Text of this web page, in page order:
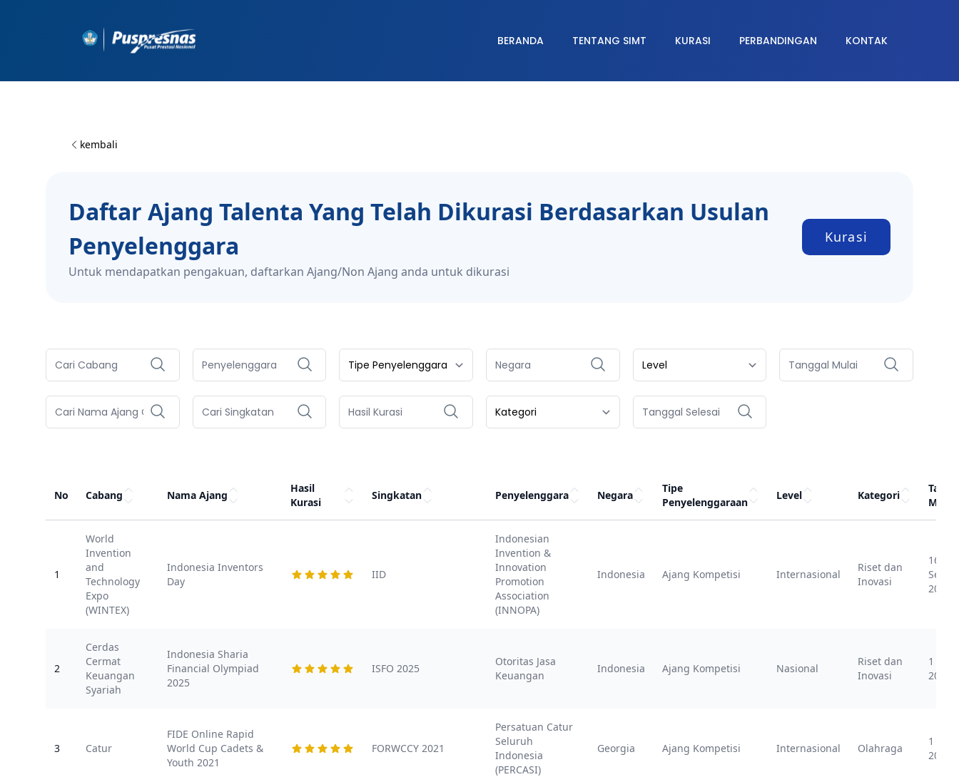
Workflow
BERANDA TENTANG SIMT KURASI PERBANDINGAN KONTAK
kembali
Daftar Ajang Talenta Yang Telah Dikurasi Berdasarkan Usulan
Penyelenggara
Untuk mendapatkan pengakuan, daftarkan Ajang/Non Ajang anda untuk dikurasi
Kurasi
No Cabang Nama Ajang
Hasil
Kurasi
Singkatan Penyelenggara Negara
Tipe
Penyelenggaraan
Level Kategori
Mulai
1
World
Invention
and
Technology
Expo
(WINTEX)
Indonesia Inventors
Day
IID
Indonesian
Invention &
Innovation
Promotion
Association
(INNOPA)
Indonesia Ajang Kompetisi Internasional
Riset dan
Inovasi
16
2023
2
Cerdas
Cermat
Keuangan
Syariah
Indonesia Sharia
Financial Olympiad
2025
ISFO 2025
Otoritas Jasa
Keuangan
Indonesia Ajang Kompetisi Nasional
Riset dan
Inovasi
1
2025
3 Catur
FIDE Online Rapid
World Cup Cadets &
Youth 2021
FORWCCY 2021
Persatuan Catur
Seluruh
Indonesia
(PERCASI)
Georgia Ajang Kompetisi Internasional Olahraga
1
2021